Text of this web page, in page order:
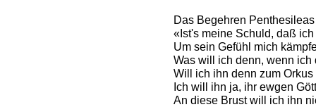
Das Begehren
«Ist's meine Schuld, daß
Um sein Gefühl mich
Was will ich denn, wenn
Will ich ihn denn zum
Ich will ihn ja, ihr ewgen
An diese Brust will ich ihn